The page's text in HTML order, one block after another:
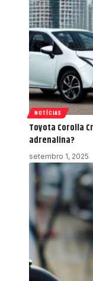
NOTÍCIAS
Toyota Corolla
adrenalina?
setembro 1, 2025